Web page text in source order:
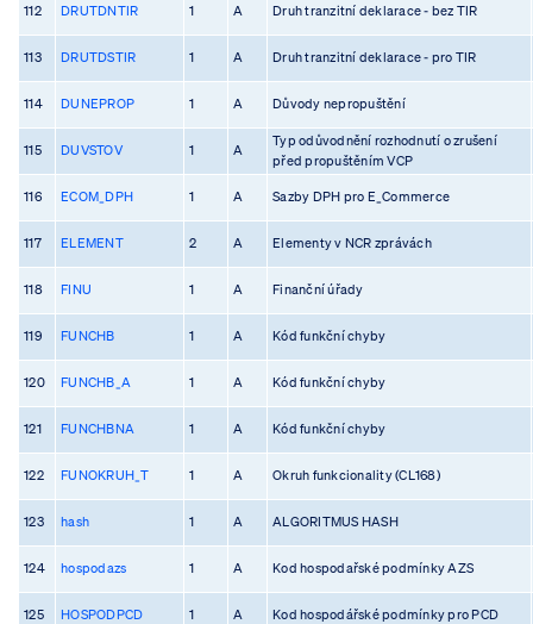
112 DRUTDNTIR 1 A Druh tranzitní deklarace - bez TIR
113 DRUTDSTIR 1 A Druh tranzitní deklarace - pro TIR
114 DUNEPROP 1 A Důvody nepropuštění
115 DUVSTOV 1 A
Typ odůvodnění rozhodnutí o zrušení
před propuštěním VCP
116 ECOM_DPH 1 A Sazby DPH pro E_Commerce
117 ELEMENT 2 A Elementy v NCR zprávách
118 FINU 1 A Finanční úřady
119 FUNCHB 1 A Kód funkční chyby
120 FUNCHB_A 1 A Kód funkční chyby
121 FUNCHBNA 1 A Kód funkční chyby
122 FUNOKRUH_T 1 A Okruh funkcionality (CL168)
123 hash 1 A ALGORITMUS HASH
124 hospodazs 1 A Kod hospodařské podmínky AZS
125 HOSPODPCD 1 A Kod hospodářské podmínky pro PCD